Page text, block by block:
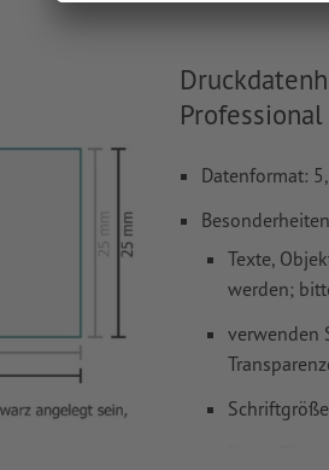
Datenformat:
Texte,
werden;
verwenden